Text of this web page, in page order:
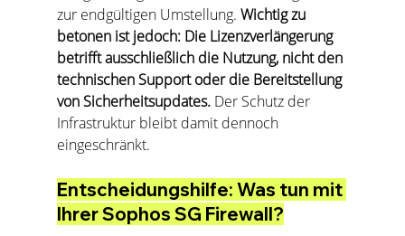
zur endgültigen Umstellung. Wichtig zu
betonen ist jedoch: Die Lizenzverlängerung
betrifft ausschließlich die Nutzung, nicht den
technischen Support oder die Bereitstellung
von Sicherheitsupdates. Der Schutz der
Infrastruktur bleibt damit dennoch
eingeschränkt.
Entscheidungshilfe: Was tun mit
Ihrer Sophos SG Firewall?